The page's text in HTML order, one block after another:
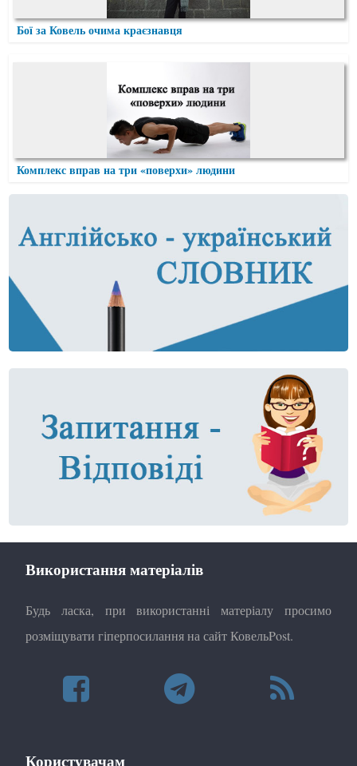
Бої за Ковель очима краєзнавця
Комплекс вправ на три «поверхи» людини
Використання матеріалів
Будь ласка, при використанні матеріалу просимо
розміщувати гіперпосилання на сайт КовельPost.
Користувачам